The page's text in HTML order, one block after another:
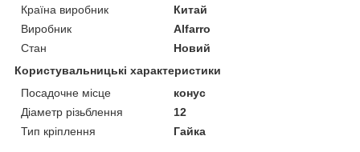
Країна виробник
Китай
Виробник
Alfarro
Стан
Новий
Користувальницькі характеристики
Посадочне місце
конус
Діаметр різьблення
12
Тип кріплення
Гайка